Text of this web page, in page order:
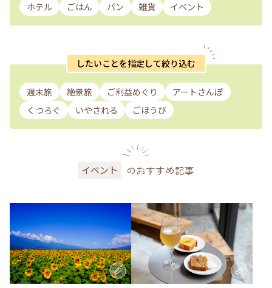
ホテル
ごはん パン 雑貨 イベント
したいことを指定して絞り込む
週末旅 絶景旅 ご利益めぐり
アートさんぽ
くつろぐ
いやされる ごほうび
イベント のおすすめ記事